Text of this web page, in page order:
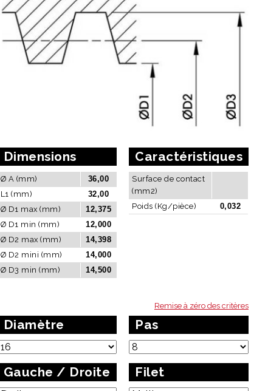
Dimensions
Ø A (mm)
36,00
L1 (mm)
32,00
Ø D1 max (mm)
12,375
Ø D1 min (mm)
12,000
Ø D2 max (mm)
14,398
Ø D2 mini (mm)
14,000
Ø D3 min (mm)
14,500
Caractéristiques
Surface de contact
(mm2)
Poids (Kg/pièce)
0,032
Remise à zéro des critères
Diamètre Pas
Gauche / Droite Filet